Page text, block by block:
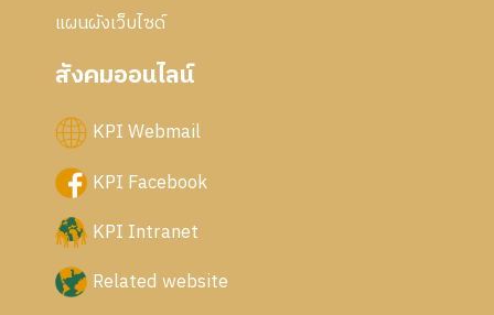
แผนผังเว็บไซด์
สังคมออนไลน์
KPI Webmail
KPI Facebook
KPI Intranet
Related website